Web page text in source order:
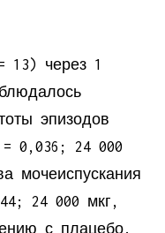
13) через 1
эпизодов
0,036; 24 000
мочеиспускания
24 000 мкг,
с плацебо.